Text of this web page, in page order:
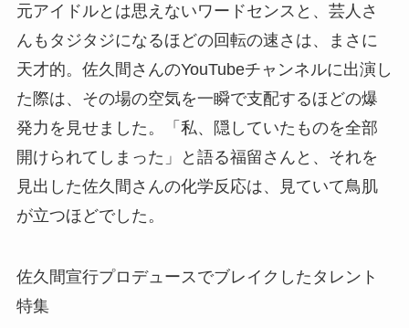
元アイドルとは思えないワードセンスと、芸人さ
んもタジタジになるほどの回転の速さは、まさに
天才的。佐久間さんのYouTubeチャンネルに出演し
た際は、その場の空気を一瞬で支配するほどの爆
発力を見せました。「私、隠していたものを全部
開けられてしまった」と語る福留さんと、それを
見出した佐久間さんの化学反応は、見ていて鳥肌
が立つほどでした。
佐久間宣行プロデュースでブレイクしたタレント
特集